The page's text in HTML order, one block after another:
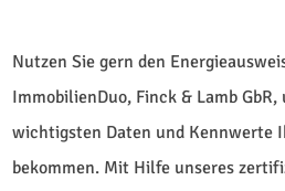
Nutzen Sie gern den
ImmobilienDuo, Finck & Lamb
wichtigsten Daten und Kennwerte
bekommen. Mit Hilfe unseres